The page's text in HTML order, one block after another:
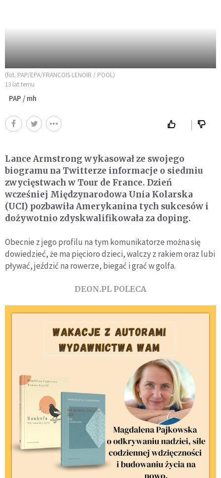
(fot. PAP/EPA/FRANCOIS LENOIR / POOL)
13 lat temu
PAP / mh
Lance Armstrong wykasował ze swojego
biogramu na Twitterze informacje o siedmiu
zwycięstwach w Tour de France. Dzień
wcześniej Międzynarodowa Unia Kolarska
(UCI) pozbawiła Amerykanina tych sukcesów i
dożywotnio zdyskwalifikowała za doping.
Obecnie z jego profilu na tym komunikatorze można się
dowiedzieć, że ma pięcioro dzieci, walczy z rakiem oraz lubi
pływać, jeździć na rowerze, biegać i grać w golfa.
DEON.PL POLECA